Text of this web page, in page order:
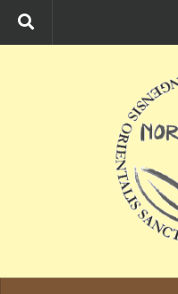
Ga naar de inhoud